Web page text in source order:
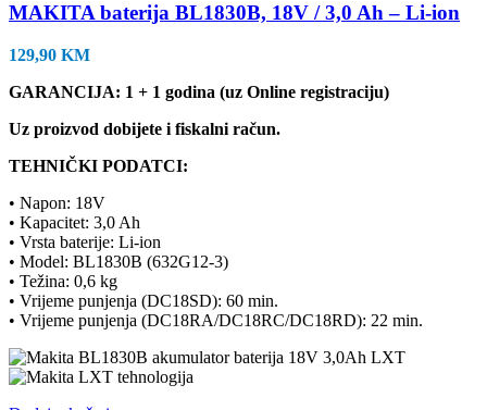
MAKITA baterija BL1830B, 18V / 3,0 Ah – Li-ion
129,90 KM
GARANCIJA: 1 + 1 godina (uz Online registraciju)
Uz proizvod dobijete i fiskalni račun.
TEHNIČKI PODATCI:
• Napon: 18V
• Kapacitet: 3,0 Ah
• Vrsta baterije: Li-ion
• Model: BL1830B (632G12-3)
• Težina: 0,6 kg
• Vrijeme punjenja (DC18SD): 60 min.
• Vrijeme punjenja (DC18RA/DC18RC/DC18RD): 22 min.